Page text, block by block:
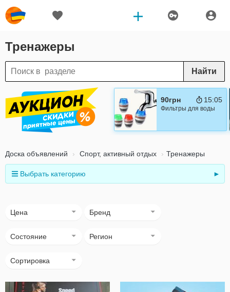
Тренажеры
Найти
90грн 15:04
Фильтры для воды
Доска объявлений Спорт, активный отдых Тренажеры
Выбрать категорию ►
Цена Бренд
Состояние Регион
Сортировка